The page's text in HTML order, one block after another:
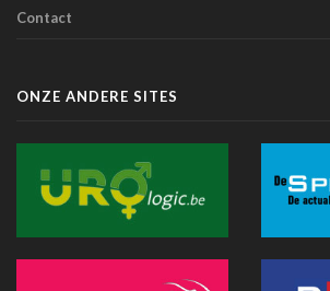
25 juni 2026 - 13:24
25 juni 2026 - 11:12
Recip-e wil bredere rol opnemen binnen
24 juni 2026 - 19:07
Exoskeletten doen hun intrede in de
moeten weten
24 juni 2026 - 09:32
Contact
ONZE ANDERE SITES